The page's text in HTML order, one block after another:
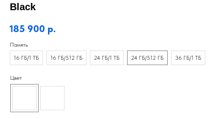
Black
185 900 р.
Память
16 ГБ/1 ТБ
16 ГБ/512 ГБ 24 ГБ/1 ТБ 24 ГБ/512 ГБ 36 ГБ/1 ТБ
Цвет